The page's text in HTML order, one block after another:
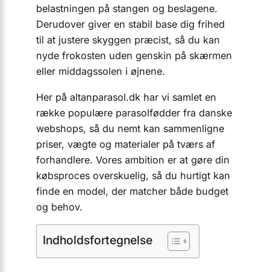
belastningen på stangen og beslagene.
Derudover giver en stabil base dig frihed
til at justere skyggen præcist, så du kan
nyde frokosten uden genskin på skærmen
eller middagssolen i øjnene.
Her på altanparasol.dk har vi samlet en
række populære parasolfødder fra danske
webshops, så du nemt kan sammenligne
priser, vægte og materialer på tværs af
forhandlere. Vores ambition er at gøre din
købsproces overskuelig, så du hurtigt kan
finde en model, der matcher både budget
og behov.
Indholdsfortegnelse